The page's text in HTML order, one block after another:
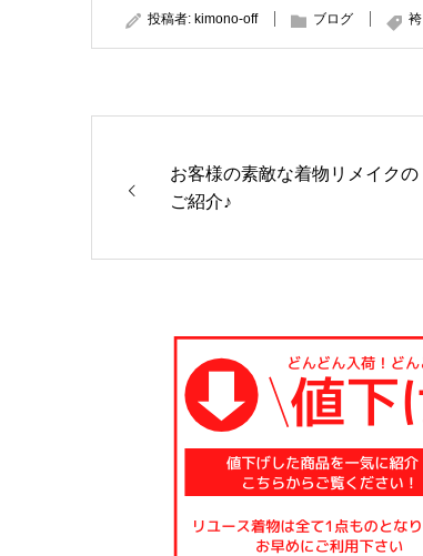
投稿者: kimono-off ブログ 袴
お客様の素敵な着物リメイクの
ご紹介♪